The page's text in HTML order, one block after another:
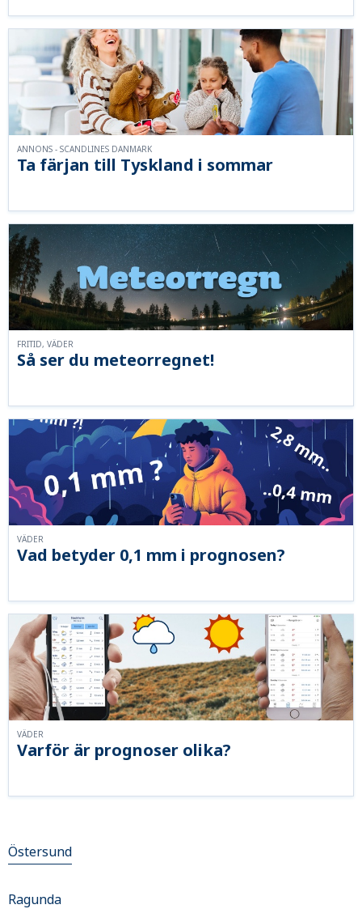
Ta färjan till Tyskland i sommar
ANNONS - SCANDLINES DANMARK
Så ser du meteorregnet!
FRITID, VÄDER
Vad betyder 0,1 mm i prognosen?
VÄDER
Varför är prognoser olika?
VÄDER
Östersund
Ragunda